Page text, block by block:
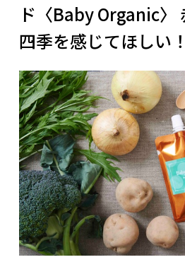
ド〈Baby Organic〉
四季を感じてほしい！